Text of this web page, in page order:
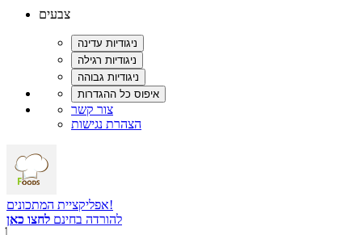
צבעים
צור קשר
הצהרת נגישות
אפליקציית המתכונים!
להורדה בחינם לחצו כאן